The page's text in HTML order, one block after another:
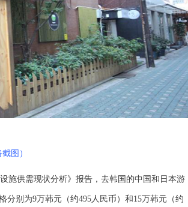
图）
施供需现状分析》报告，去韩国的中国和日本游
别为9万韩元（约495人民币）和15万韩元（约